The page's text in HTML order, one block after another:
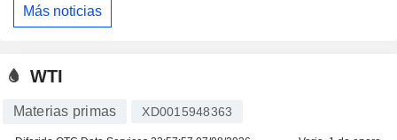
Más noticias
WTI
Materias primas XD0015948363